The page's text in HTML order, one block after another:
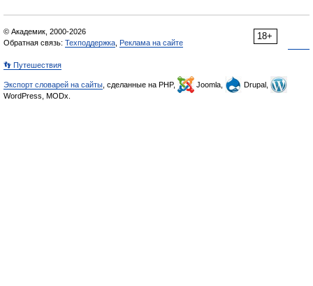
18+
© Академик, 2000-2026
Обратная связь: Техподдержка Реклама на сайте
👣 Путешествия
Экспорт словарей на сайты , сделанные на PHP, Joomla,
Drupal,
WordPress, MODx.